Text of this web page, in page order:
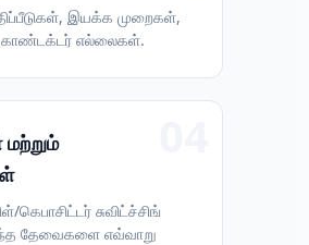
இயக்க முறைகள்,
காண்டக்டர் எல்லைகள்.
கெபாசிட்டர் சுவிட்ச்சிங்
தேவைகளை எவ்வாறு